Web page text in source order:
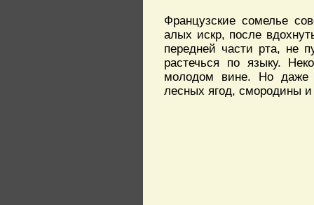
Французские сомелье
алых искр, после
передней части рта, не
растечься по языку.
молодом вине. Но даже
лесных ягод, смородины